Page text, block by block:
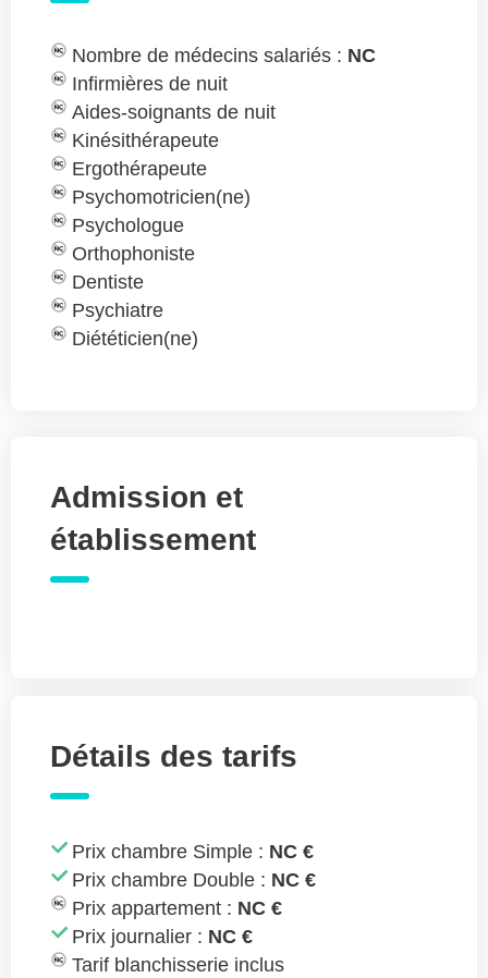
Nombre de médecins salariés : NC
Infirmières de nuit
Aides-soignants de nuit
Kinésithérapeute
Ergothérapeute
Psychomotricien(ne)
Psychologue
Orthophoniste
Dentiste
Psychiatre
Diététicien(ne)
Admission et
établissement
Détails des tarifs
Prix chambre Simple : NC €
Prix chambre Double : NC €
Prix appartement : NC €
Prix journalier : NC €
Tarif blanchisserie inclus